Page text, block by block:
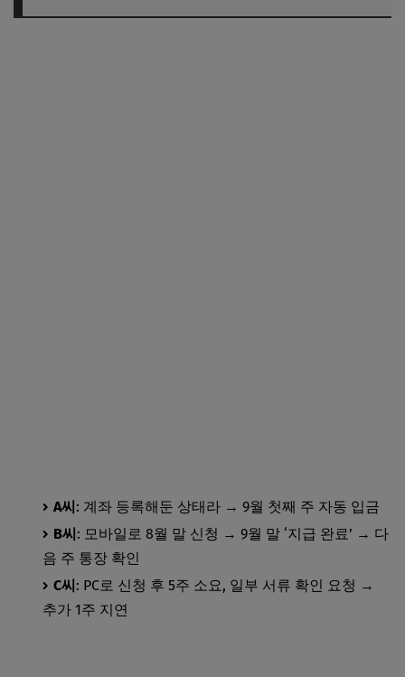
A씨: 계좌 등록해둔 상태라 → 9월 첫째 주 자동 입금
B씨: 모바일로 8월 말 신청 → 9월 말 ‘지급 완료’ → 다
음 주 통장 확인
C씨: PC로 신청 후 5주 소요, 일부 서류 확인 요청 →
추가 1주 지연